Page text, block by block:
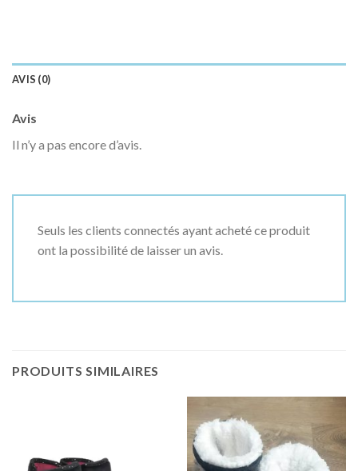
AVIS (0)
Avis
Il n’y a pas encore d’avis.
Seuls les clients connectés ayant acheté ce produit
ont la possibilité de laisser un avis.
PRODUITS SIMILAIRES